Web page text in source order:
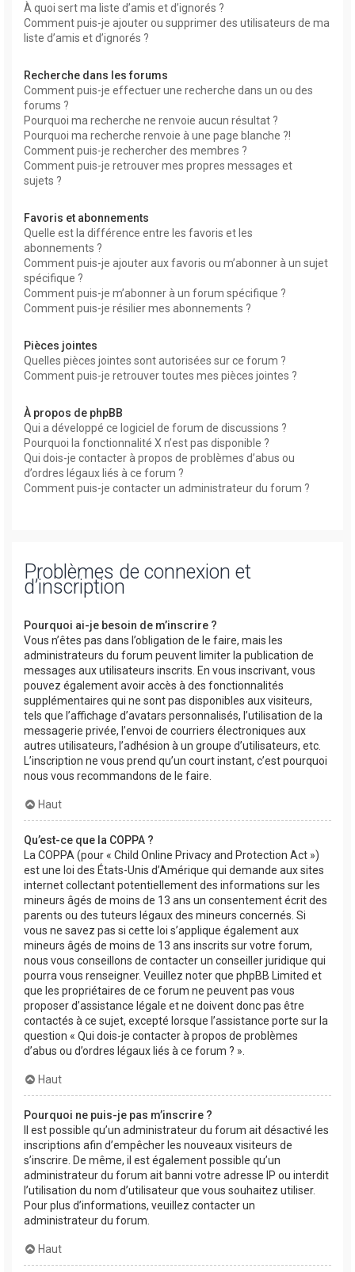
À quoi sert ma liste d’amis et d’ignorés ?
Comment puis-je ajouter ou supprimer des utilisateurs de ma
liste d’amis et d’ignorés ?
Recherche dans les forums
Comment puis-je effectuer une recherche dans un ou des
forums ?
Pourquoi ma recherche ne renvoie aucun résultat ?
Pourquoi ma recherche renvoie à une page blanche ?!
Comment puis-je rechercher des membres ?
Comment puis-je retrouver mes propres messages et
sujets ?
Favoris et abonnements
Quelle est la différence entre les favoris et les
abonnements ?
Comment puis-je ajouter aux favoris ou m’abonner à un sujet
spécifique ?
Comment puis-je m’abonner à un forum spécifique ?
Comment puis-je résilier mes abonnements ?
Pièces jointes
Quelles pièces jointes sont autorisées sur ce forum ?
Comment puis-je retrouver toutes mes pièces jointes ?
À propos de phpBB
Qui a développé ce logiciel de forum de discussions ?
Pourquoi la fonctionnalité X n’est pas disponible ?
Qui dois-je contacter à propos de problèmes d’abus ou
d’ordres légaux liés à ce forum ?
Comment puis-je contacter un administrateur du forum ?
Problèmes de connexion et
d’inscription
Pourquoi ai-je besoin de m’inscrire ?
Vous n’êtes pas dans l’obligation de le faire, mais les
administrateurs du forum peuvent limiter la publication de
messages aux utilisateurs inscrits. En vous inscrivant, vous
pouvez également avoir accès à des fonctionnalités
supplémentaires qui ne sont pas disponibles aux visiteurs,
tels que l’affichage d’avatars personnalisés, l’utilisation de la
messagerie privée, l’envoi de courriers électroniques aux
autres utilisateurs, l’adhésion à un groupe d’utilisateurs, etc.
L’inscription ne vous prend qu’un court instant, c’est pourquoi
nous vous recommandons de le faire.
Haut
Qu’est-ce que la COPPA ?
La COPPA (pour « Child Online Privacy and Protection Act »)
est une loi des États-Unis d’Amérique qui demande aux sites
internet collectant potentiellement des informations sur les
mineurs âgés de moins de 13 ans un consentement écrit des
parents ou des tuteurs légaux des mineurs concernés. Si
vous ne savez pas si cette loi s’applique également aux
mineurs âgés de moins de 13 ans inscrits sur votre forum,
nous vous conseillons de contacter un conseiller juridique qui
pourra vous renseigner. Veuillez noter que phpBB Limited et
que les propriétaires de ce forum ne peuvent pas vous
proposer d’assistance légale et ne doivent donc pas être
contactés à ce sujet, excepté lorsque l’assistance porte sur la
question « Qui dois-je contacter à propos de problèmes
d’abus ou d’ordres légaux liés à ce forum ? ».
Haut
Pourquoi ne puis-je pas m’inscrire ?
Il est possible qu’un administrateur du forum ait désactivé les
inscriptions afin d’empêcher les nouveaux visiteurs de
s’inscrire. De même, il est également possible qu’un
administrateur du forum ait banni votre adresse IP ou interdit
l’utilisation du nom d’utilisateur que vous souhaitez utiliser.
Pour plus d’informations, veuillez contacter un
administrateur du forum.
Haut